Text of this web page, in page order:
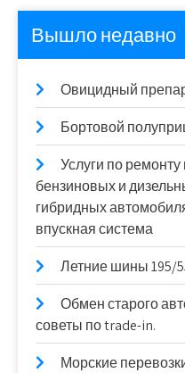
Вышло недавно
Овицидный
Бортовой
Услуги по
бензиновых и
гибридных
впускная система
Летние шины 195/
Обмен старого
советы по trade-in.
Морские